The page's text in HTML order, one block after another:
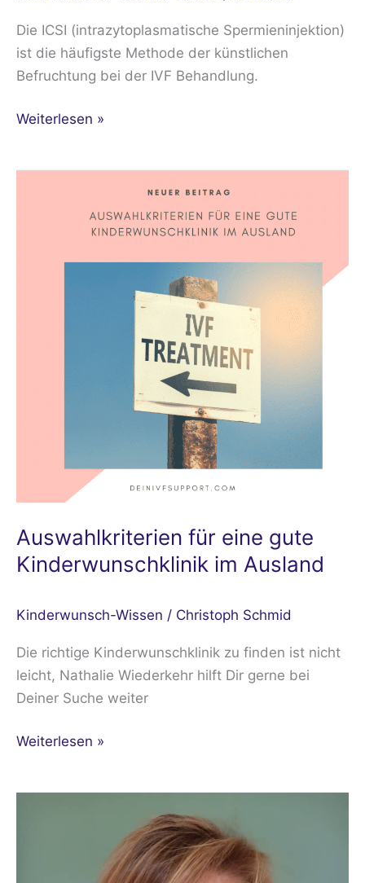
Die ICSI (intrazytoplasmatische Spermieninjektion)
ist die häufigste Methode der künstlichen
Befruchtung bei der IVF Behandlung.
Weiterlesen »
Auswahlkriterien für eine gute
Kinderwunschklinik im Ausland
Kinderwunsch-Wissen / Christoph Schmid
Die richtige Kinderwunschklinik zu finden ist nicht
leicht, Nathalie Wiederkehr hilft Dir gerne bei
Deiner Suche weiter
Kinderwunschklinik
Weiterlesen »
Kinderwunsch